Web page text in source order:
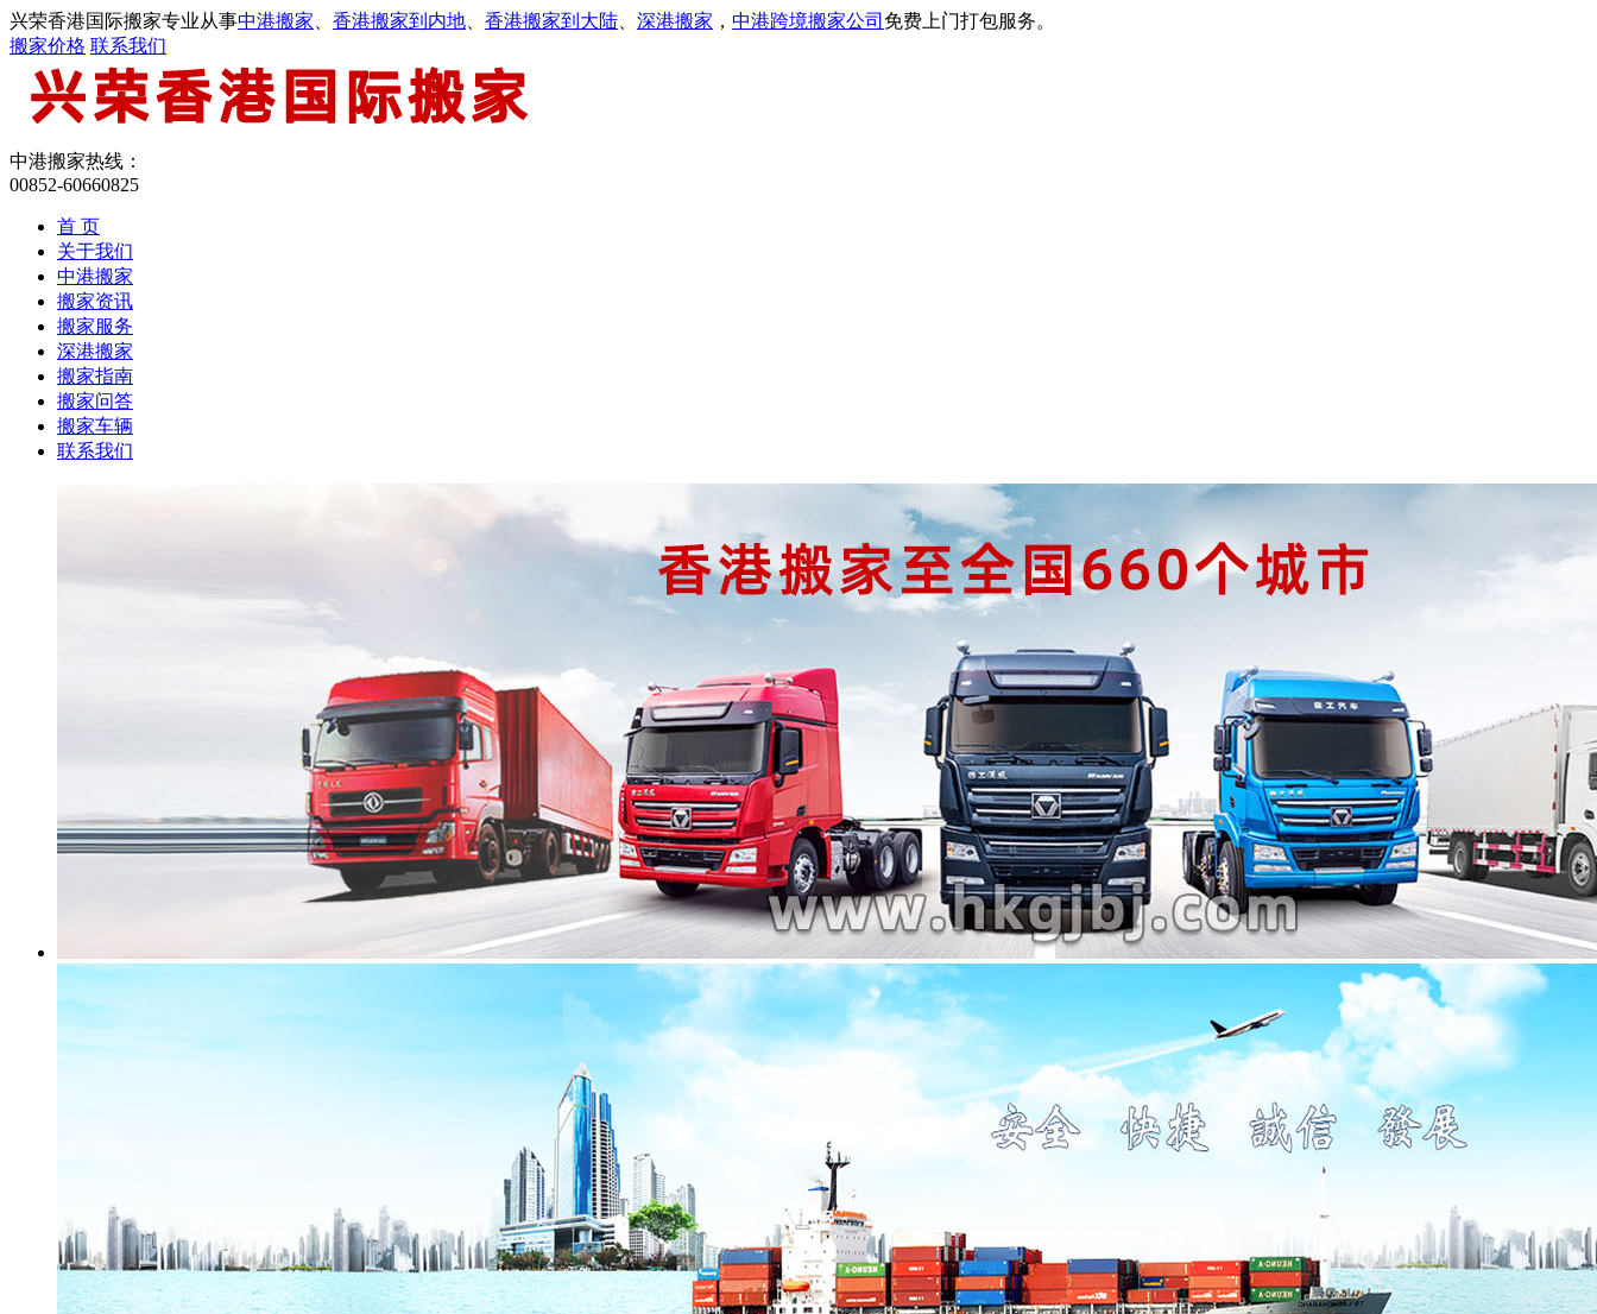
兴荣香港国际搬家专业从事中港搬家 香港搬家到内地 香港搬家到大陆 深港搬家 ， 中港跨境搬家公司 免费上门打包服务。
搬家价格 联系我们
中港搬家热线：
00852-60660825
首 页
关于我们
中港搬家
搬家资讯
搬家服务
深港搬家
搬家指南
搬家问答
搬家车辆
联系我们